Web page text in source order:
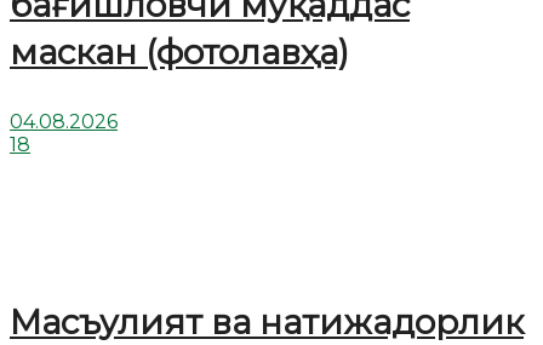
маскан (фотолавҳа)
04.08.2026
18
Масъулият ва натижадорлик